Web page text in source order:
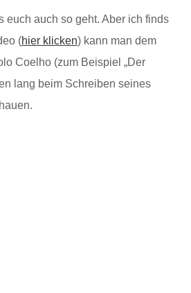
euch auch so geht. Aber ich finds
(hier klicken) kann man dem
Coelho (zum Beispiel „Der
lang beim Schreiben seines